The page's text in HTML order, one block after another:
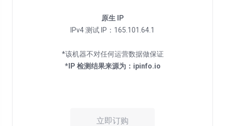
原生 IP
IPv4 测试 IP：165.101.64.1
*IP 检测结果来源为：ipinfo.io
立即订购